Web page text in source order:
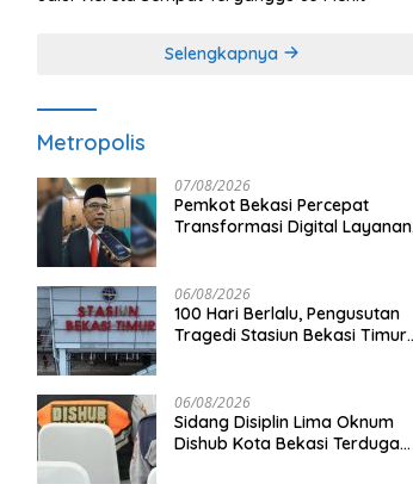
Selengkapnya
Metropolis
07/08/2026
Pemkot Bekasi Percepat
Transformasi Digital Layanan
06/08/2026
100 Hari Berlalu, Pengusutan
Tragedi Stasiun Bekasi Timur
06/08/2026
Sidang Disiplin Lima Oknum
Dishub Kota Bekasi Terduga